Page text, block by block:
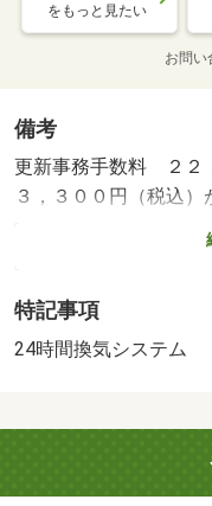
をもっと見たい
お問い
備考
更新事務手数料 ２２
３，３００円（税込
ニング費として、￥
ンボイス登録あり・
５．５％ ※ペット可は
等：町内会費５００円
強風や曇天の日でも心
季節毎の使い方がで
１．１ヶ月
特記事項
24時間換気システム